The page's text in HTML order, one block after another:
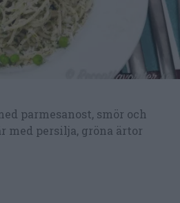
parmesanost, smör och
med persilja, gröna ärtor